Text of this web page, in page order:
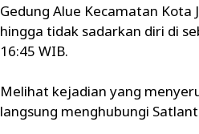
Gedung Alue Kecamatan
hingga tidak sadarkan diri di
16:45 WIB.
Melihat kejadian yang
langsung menghubungi